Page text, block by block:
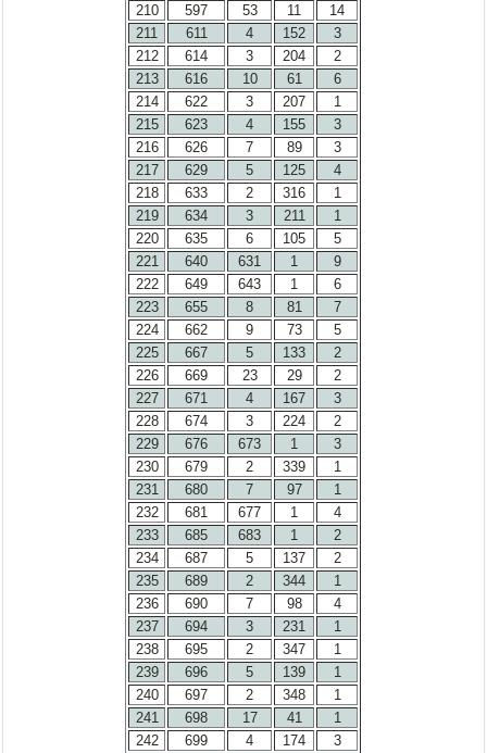
210
597 53 11
14
211
611 4 152
3
212
614 3 204
2
213
616 10 61
6
214
622 3 207
1
215
623 4 155
3
216
626 7 89
3
217
629 5 125
4
218
633 2 316
1
219
634 3 211
1
220
635 6 105
5
221
640 631 1
9
222
649 643 1
6
223
655 8 81
7
224
662 9 73
5
225
667 5 133
2
226
669 23 29
2
227
671 4 167
3
228
674 3 224
2
229
676 673 1
3
230
679 2 339
1
231
680 7 97
1
232
681 677 1
4
233
685 683 1
2
234
687 5 137
2
235
689 2 344
1
236
690 7 98
4
237
694 3 231
1
238
695 2 347
1
239
696 5 139
1
240
697 2 348
1
241
698 17 41
1
242
699 4 174
3